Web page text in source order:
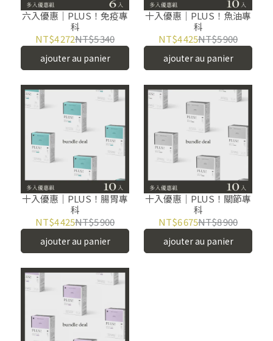
六入優惠｜PLUS！免疫專
科
NT$4 272NT$5 340
ajouter au panier
十入優惠｜PLUS！魚油專
科
NT$4 425NT$5 900
ajouter au panier
十入優惠｜PLUS！腸胃專
科
NT$4 425NT$5 900
ajouter au panier
十入優惠｜PLUS！關節專
科
NT$6 675NT$8 900
ajouter au panier